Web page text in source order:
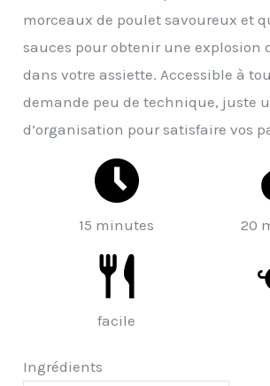
morceaux de poulet savoureux et
sauces pour obtenir une explosion
dans votre assiette. Accessible à
demande peu de technique, juste
d’organisation pour satisfaire vos
15 minutes 20
facile
Ingrédients